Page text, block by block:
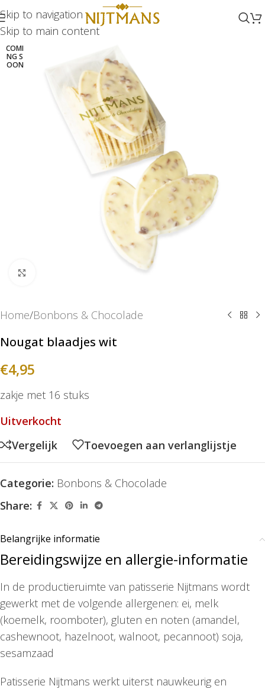
Skip to navigation
Skip to main content
COMI
NG S
OON
Home/Bonbons & Chocolade
Nougat blaadjes wit
€4,95
zakje met 16 stuks
Uitverkocht
Vergelijk
Toevoegen aan verlanglijstje
Categorie: Bonbons & Chocolade
Share:
Belangrijke informatie
Bereidingswijze en allergie-informatie
In de productieruimte van patisserie Nijtmans wordt
gewerkt met de volgende allergenen: ei, melk
(koemelk, roomboter), gluten en noten (amandel,
cashewnoot, hazelnoot, walnoot, pecannoot) soja,
sesamzaad
Patisserie Nijtmans werkt uiterst nauwkeurig en